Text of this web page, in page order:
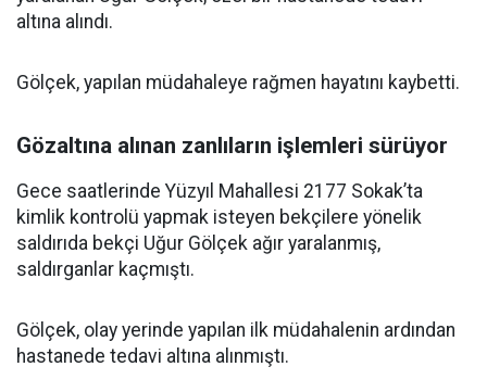
altına alındı.
Gölçek, yapılan müdahaleye rağmen hayatını kaybetti.
Gözaltına alınan zanlıların işlemleri sürüyor
Gece saatlerinde Yüzyıl Mahallesi 2177 Sokak’ta
kimlik kontrolü yapmak isteyen bekçilere yönelik
saldırıda bekçi Uğur Gölçek ağır yaralanmış,
saldırganlar kaçmıştı.
Gölçek, olay yerinde yapılan ilk müdahalenin ardından
hastanede tedavi altına alınmıştı.